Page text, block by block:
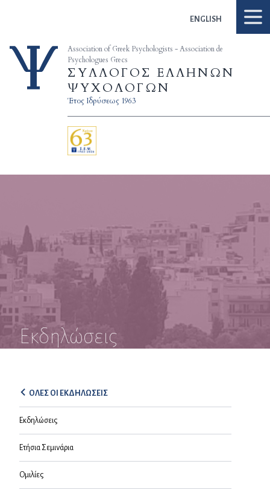
ENGLISH
Association of Greek Psychologists - Association de
Psychologues Grecs
ΣΥΛΛΟΓΟΣ ΕΛΛΗΝΩΝ
ΨΥΧΟΛΟΓΩΝ
Έτος Ιδρύσεως 1963
Εκδηλώσεις
ΟΛΕΣ ΟΙ ΕΚΔΗΛΩΣΕΙΣ
Εκδηλώσεις
Ετήσια Σεμινάρια
Ομιλίες